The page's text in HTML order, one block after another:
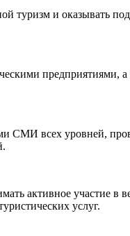
туризм и оказывать
предприятиями, а
всех уровней,
активное участие в
услуг.